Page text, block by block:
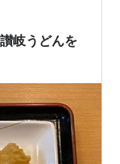
岐うどんを